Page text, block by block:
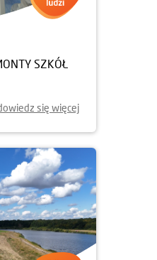
SZKÓŁ
się więcej